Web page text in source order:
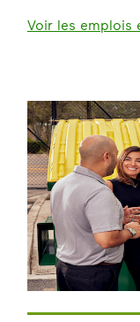
Voir les emplois